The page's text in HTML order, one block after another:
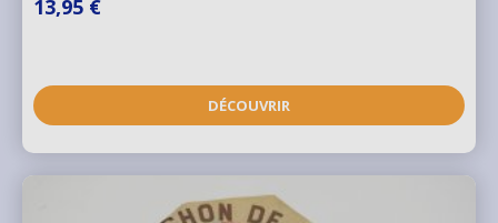
13,95 €
DÉCOUVRIR